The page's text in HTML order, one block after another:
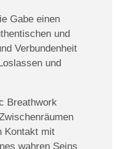
Gabe einen
und
Verbundenheit
und
Breathwork
Kontakt mit
wahren Seins